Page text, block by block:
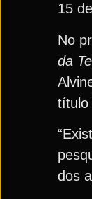
15
No
da
título
dos